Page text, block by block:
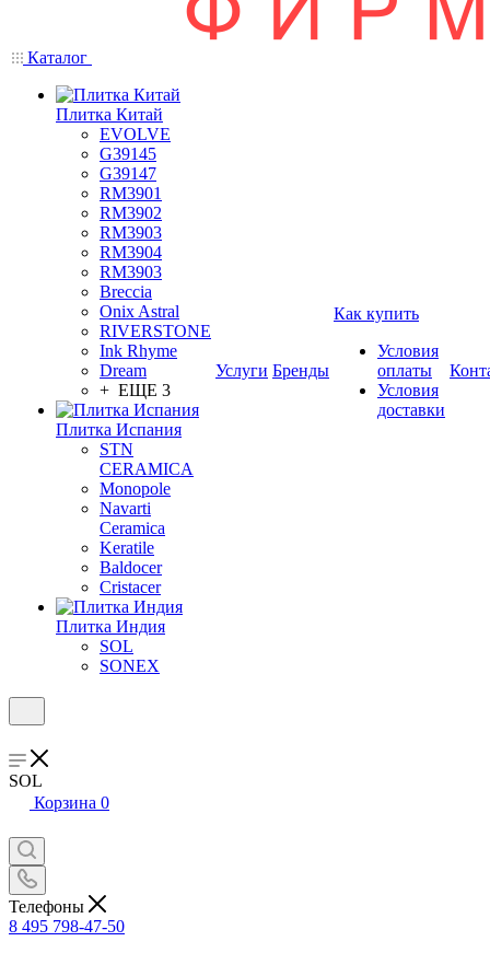
Каталог
Плитка Китай
EVOLVE
G39145
G39147
RM3901
RM3902
RM3903
RM3904
RM3903
Breccia
Onix Astral
RIVERSTONE
Ink Rhyme
Dream
+ ЕЩЕ 3
Плитка Испания
STN
CERAMICA
Monopole
Navarti
Ceramica
Keratile
Baldocer
Cristacer
Плитка Индия
SOL
SONEX
Услуги Бренды
Как купить
Условия
оплаты
Условия
доставки
SOL
Корзина 0
Телефоны
8 495 798-47-50